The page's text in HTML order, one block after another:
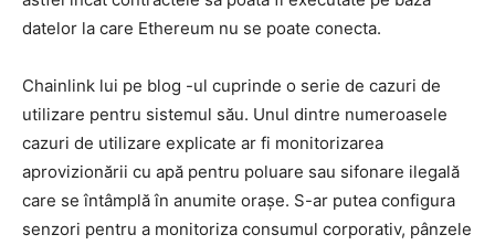
datelor la care Ethereum nu se poate conecta.
Chainlink lui pe blog -ul cuprinde o serie de cazuri de
utilizare pentru sistemul său. Unul dintre numeroasele
cazuri de utilizare explicate ar fi monitorizarea
aprovizionării cu apă pentru poluare sau sifonare ilegală
care se întâmplă în anumite orașe. S-ar putea configura
senzori pentru a monitoriza consumul corporativ, pânzele